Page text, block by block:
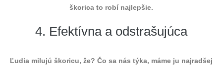
škorica to robí najlepšie.
4. Efektívna a odstrašujúca
Ľudia milujú škoricu, že? Čo sa nás týka, máme ju najradšej